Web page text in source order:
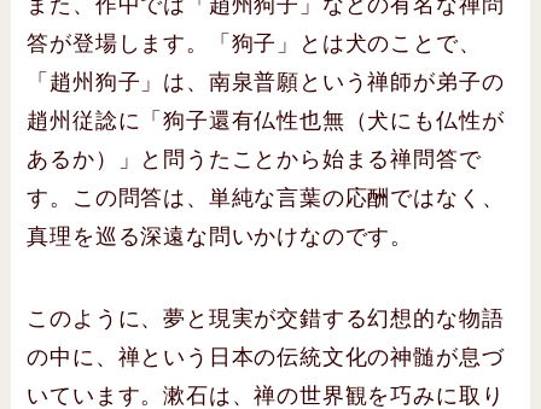
また、作中では「趙州狗子」などの有名な禅問
答が登場します。「狗子」とは犬のことで、
「趙州狗子」は、南泉普願という禅師が弟子の
趙州従諗に「狗子還有仏性也無（犬にも仏性が
あるか）」と問うたことから始まる禅問答で
す。この問答は、単純な言葉の応酬ではなく、
真理を巡る深遠な問いかけなのです。
このように、夢と現実が交錯する幻想的な物語
の中に、禅という日本の伝統文化の神髄が息づ
いています。漱石は、禅の世界観を巧みに取り